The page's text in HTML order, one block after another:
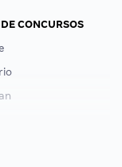
CONCURSOS